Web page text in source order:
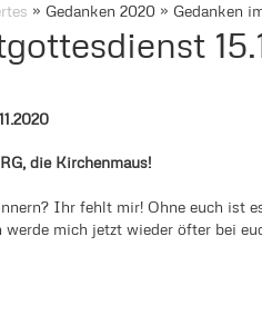
» Gedanken 2020 » Gedanken
die Kirchenmaus!
Ihr fehlt mir! Ohne euch ist
mich jetzt wieder öfter bei